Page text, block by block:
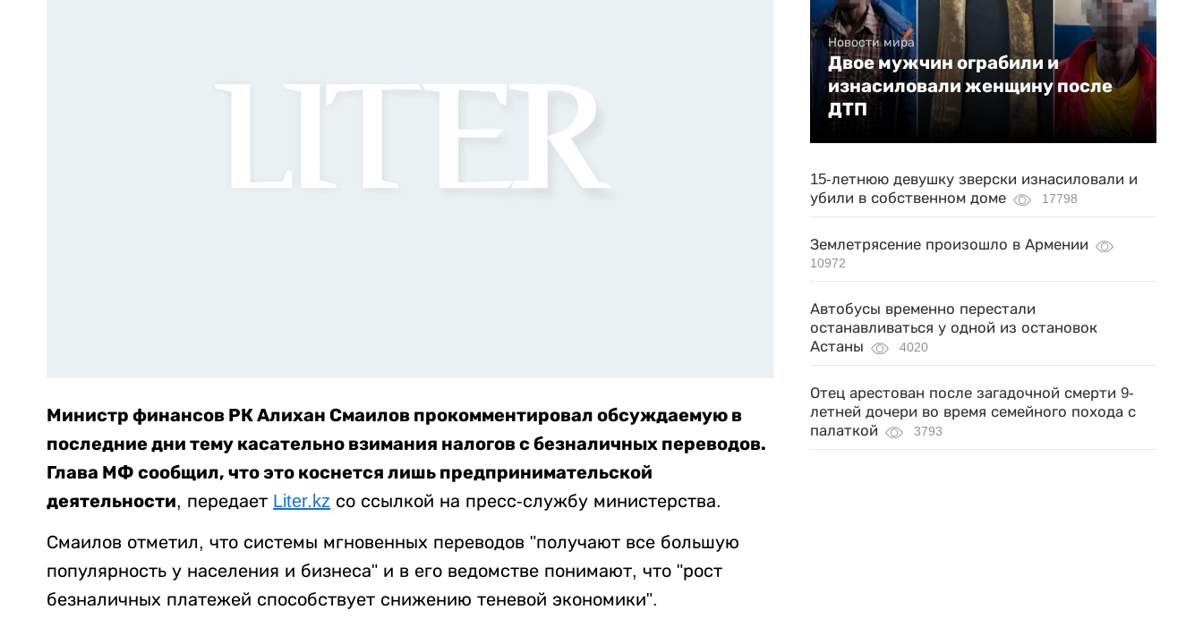
Министр финансов РК Алихан Смаилов прокомментировал обсуждаемую в
последние дни тему касательно взимания налогов с безналичных переводов.
Глава МФ сообщил, что это коснется лишь предпринимательской
деятельности, передает Liter.kz со ссылкой на пресс-службу министерства.
Смаилов отметил, что системы мгновенных переводов "получают все большую
популярность у населения и бизнеса" и в его ведомстве понимают, что "рост
безналичных платежей способствует снижению теневой экономики".
Новости мира
Двое мужчин ограбили и
изнасиловали женщину после
ДТП
15-летнюю девушку зверски изнасиловали и
убили в собственном доме
17798
Землетрясение произошло в Армении
10972
Автобусы временно перестали
останавливаться у одной из остановок
Астаны
4020
Отец арестован после загадочной смерти 9-
летней дочери во время семейного похода с
палаткой
3793